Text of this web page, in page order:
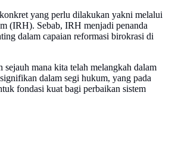
yang perlu dilakukan yakni melalui
(IRH). Sebab, IRH menjadi penanda
dalam capaian reformasi birokrasi di
mana kita telah melangkah dalam
dalam segi hukum, yang pada
fondasi kuat bagi perbaikan sistem